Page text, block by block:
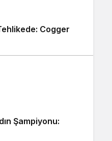
Cogger
Şampiyonu: